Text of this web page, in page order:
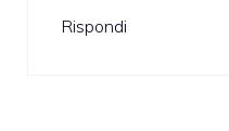
Rispondi